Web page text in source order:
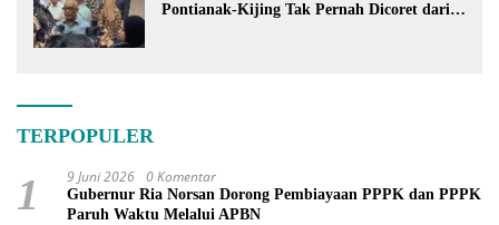
Pontianak-Kijing Tak Pernah Dicoret dari
TERPOPULER
1 9 Juni 2026 0 Komentar
Gubernur Ria Norsan Dorong Pembiayaan PPPK dan PPPK
Paruh Waktu Melalui APBN